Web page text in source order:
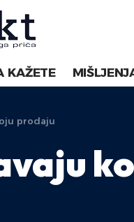
KAŽETE
prodaju